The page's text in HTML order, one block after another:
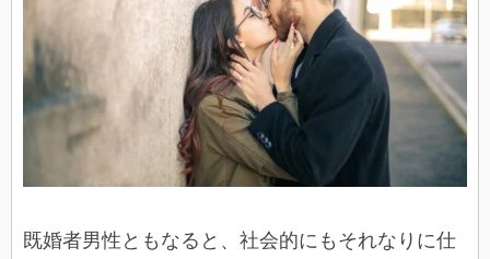
既婚者男性ともなると、社会的にもそれなりに仕